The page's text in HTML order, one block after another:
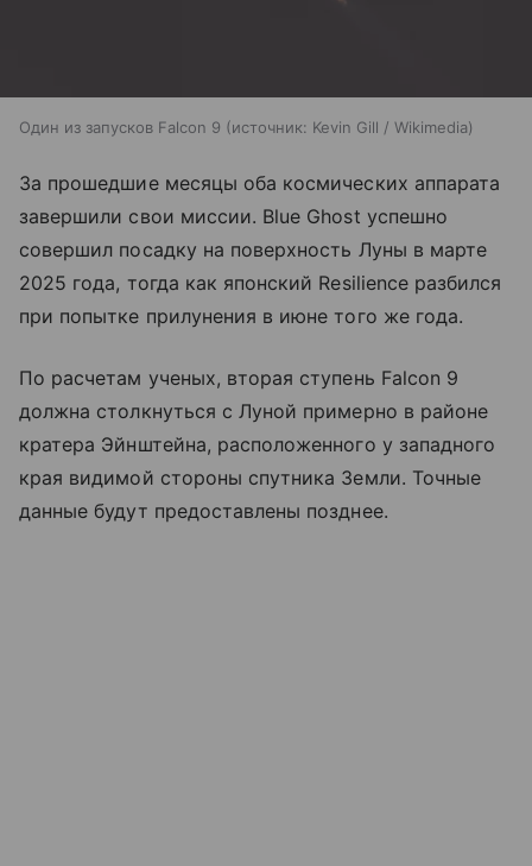
Один из запусков Falcon 9 источник: Kevin Gill / Wikimedia
За прошедшие месяцы оба космических аппарата
завершили свои миссии. Blue Ghost успешно
совершил посадку на поверхность Луны в марте
2025 года, тогда как японский Resilience разбился
при попытке прилунения в июне того же года.
По расчетам ученых, вторая ступень Falcon 9
должна столкнуться с Луной примерно в районе
кратера Эйнштейна, расположенного у западного
края видимой стороны спутника Земли. Точные
данные будут предоставлены позднее.